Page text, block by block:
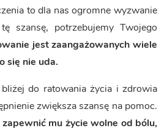
to dla nas ogromne wyzwanie
szansę, potrzebujemy Twojego
jest zaangażowanych wiele
się nie uda.
do ratowania życia i zdrowia
zwiększa szansę na pomoc.
mu życie wolne od bólu,